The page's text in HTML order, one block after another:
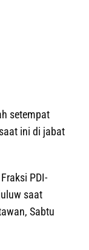
setempat
ini di jabat
PDI-
saat
Sabtu